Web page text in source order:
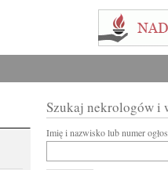
Szukaj nekrologów i
Imię i nazwisko lub numer